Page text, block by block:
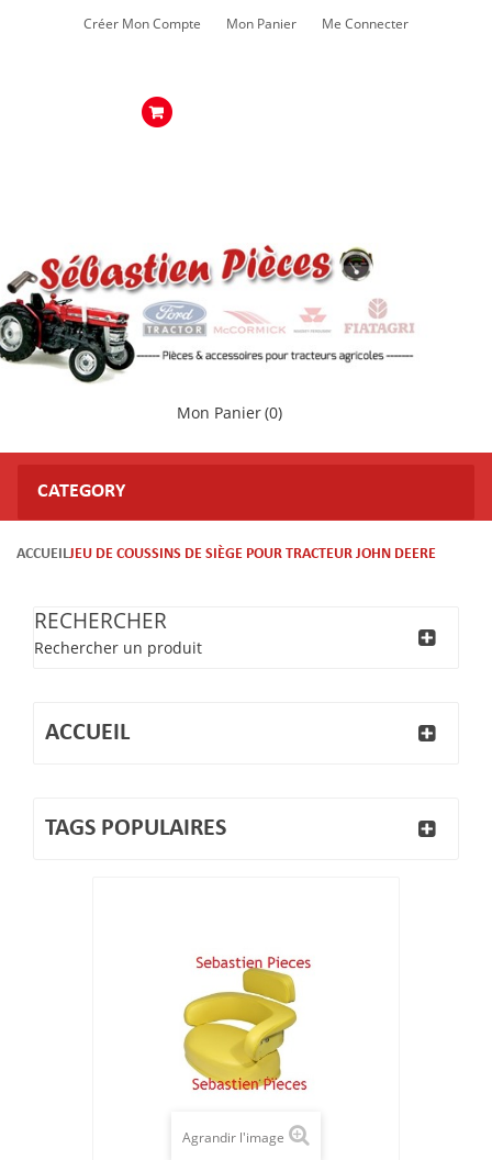
Créer Mon Compte Mon Panier Me Connecter
Mon Panier(0)
CATEGORY
ACCUEILJEU DE COUSSINS DE SIÈGE POUR TRACTEUR JOHN DEERE
RECHERCHER
Rechercher un produit
ACCUEIL
TAGS POPULAIRES
Agrandir l'image